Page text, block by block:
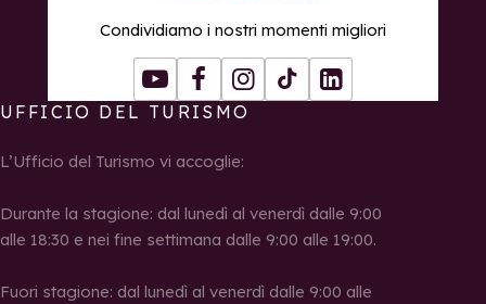
Condividiamo i nostri momenti migliori
YoutubeFacebookInstagram
Tiktok LinkedIn
UFFICIO DEL TURISMO
L’Ufficio del Turismo vi accoglie:
Durante la stagione: dal lunedì al venerdì dalle 9:00
alle 18:30 e nei fine settimana dalle 9:00 alle 19:00.
Fuori stagione: dal lunedì al venerdì dalle 9:00 alle